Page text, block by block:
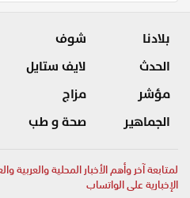
بلادنا
الحدث
مؤشر
الجماهير
شوف
لايف ستايل
مزاج
صحة و طب
لمتابعة آخر وأهم الأخبار المحلية والعربية
الإخبارية على الواتساب